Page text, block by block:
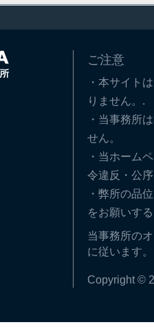
ご注意
・本サイト
りません。.
・当事務所
せん。
・当ホーム
令違反・公
・弊所の品
をお願いす
当事務所の
に従います。
Copyright ©